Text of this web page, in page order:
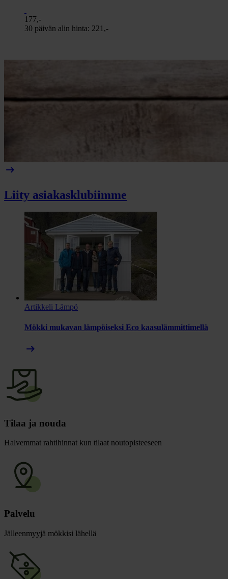
177,-
30 päivän alin hinta: 221,-
arrow_right_alt
Liity asiakasklubiimme
Artikkeli Lämpö
Mökki mukavan lämpöiseksi Eco kaasulämmittimellä
arrow_right_alt
Tilaa ja nouda
Halvemmat rahtihinnat kun tilaat noutopisteeseen
Palvelu
Jälleenmyyjä mökkisi lähellä